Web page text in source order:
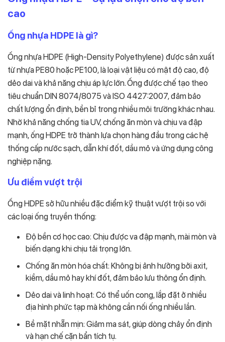
cao
Ống nhựa HDPE là gì?
Ống nhựa HDPE (High-Density Polyethylene) được sản xuất
từ nhựa PE80 hoặc PE100, là loại vật liệu có mật độ cao, độ
dẻo dai và khả năng chịu áp lực lớn. Ống được chế tạo theo
tiêu chuẩn DIN 8074/8075 và ISO 4427:2007, đảm bảo
chất lượng ổn định, bền bỉ trong nhiều môi trường khác nhau.
Nhờ khả năng chống tia UV, chống ăn mòn và chịu va đập
mạnh, ống HDPE trở thành lựa chọn hàng đầu trong các hệ
thống cấp nước sạch, dẫn khí đốt, dầu mỏ và ứng dụng công
nghiệp nặng.
Ưu điểm vượt trội
Ống HDPE sở hữu nhiều đặc điểm kỹ thuật vượt trội so với
các loại ống truyền thống:
Độ bền cơ học cao: Chịu được va đập mạnh, mài mòn và
biến dạng khi chịu tải trọng lớn.
Chống ăn mòn hóa chất: Không bị ảnh hưởng bởi axit,
kiềm, dầu mỏ hay khí đốt, đảm bảo lưu thông ổn định.
Dẻo dai và linh hoạt: Có thể uốn cong, lắp đặt ở nhiều
địa hình phức tạp mà không cần nối ống nhiều lần.
Bề mặt nhẵn mịn: Giảm ma sát, giúp dòng chảy ổn định
và hạn chế cặn bẩn tích tụ.